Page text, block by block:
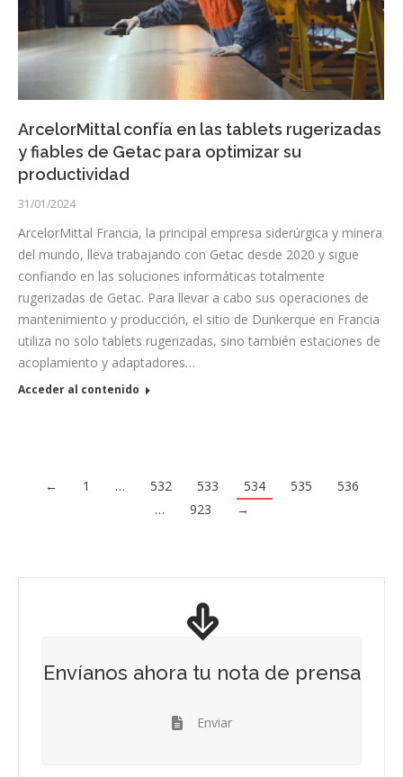
ArcelorMittal confía en las tablets rugerizadas
y fiables de Getac para optimizar su
productividad
31/01/2024
ArcelorMittal Francia, la principal empresa siderúrgica y minera
del mundo, lleva trabajando con Getac desde 2020 y sigue
confiando en las soluciones informáticas totalmente
rugerizadas de Getac. Para llevar a cabo sus operaciones de
mantenimiento y producción, el sitio de Dunkerque en Francia
utiliza no solo tablets rugerizadas, sino también estaciones de
acoplamiento y adaptadores…
Acceder al contenido
← 1 … 532 533 534 535
536
…
923 →
Envíanos ahora tu nota de prensa
Enviar